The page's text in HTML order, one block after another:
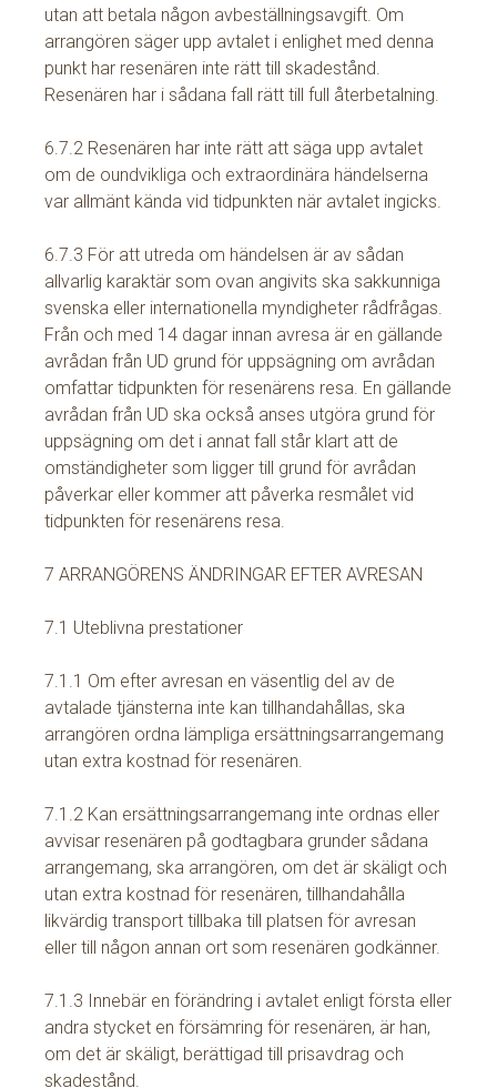
utan att betala någon avbeställningsavgift. Om
arrangören säger upp avtalet i enlighet med denna
punkt har resenären inte rätt till skadestånd.
Resenären har i sådana fall rätt till full återbetalning.
6.7.2 Resenären har inte rätt att säga upp avtalet
om de oundvikliga och extraordinära händelserna
var allmänt kända vid tidpunkten när avtalet ingicks.
6.7.3 För att utreda om händelsen är av sådan
allvarlig karaktär som ovan angivits ska sakkunniga
svenska eller internationella myndigheter rådfrågas.
Från och med 14 dagar innan avresa är en gällande
avrådan från UD grund för uppsägning om avrådan
omfattar tidpunkten för resenärens resa. En gällande
avrådan från UD ska också anses utgöra grund för
uppsägning om det i annat fall står klart att de
omständigheter som ligger till grund för avrådan
påverkar eller kommer att påverka resmålet vid
tidpunkten för resenärens resa.
7 ARRANGÖRENS ÄNDRINGAR EFTER AVRESAN
7.1 Uteblivna prestationer
7.1.1 Om efter avresan en väsentlig del av de
avtalade tjänsterna inte kan tillhandahållas, ska
arrangören ordna lämpliga ersättningsarrangemang
utan extra kostnad för resenären.
7.1.2 Kan ersättningsarrangemang inte ordnas eller
avvisar resenären på godtagbara grunder sådana
arrangemang, ska arrangören, om det är skäligt och
utan extra kostnad för resenären, tillhandahålla
likvärdig transport tillbaka till platsen för avresan
eller till någon annan ort som resenären godkänner.
7.1.3 Innebär en förändring i avtalet enligt första eller
andra stycket en försämring för resenären, är han,
om det är skäligt, berättigad till prisavdrag och
skadestånd.